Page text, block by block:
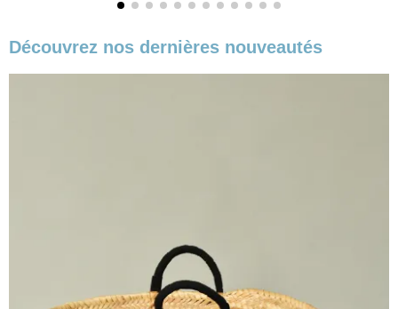
Découvrez nos dernières nouveautés